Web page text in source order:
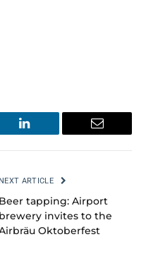
LinkedIn Email
NEXT ARTICLE
Beer tapping: Airport
brewery invites to the
Oktoberfest